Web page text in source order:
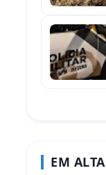
EM ALTA